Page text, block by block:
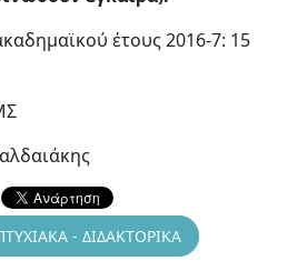
έτους 2016-7: 15
- ΔΙΔΑΚΤΟΡΙΚΑ